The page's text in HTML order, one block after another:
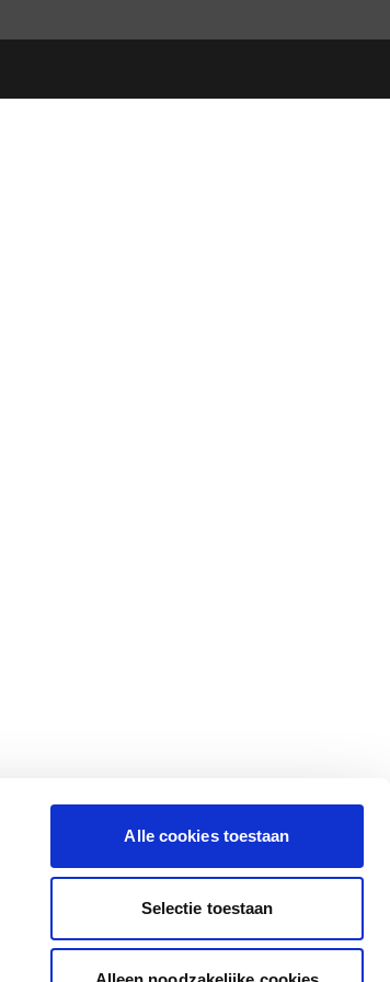
Alle cookies toestaan
Selectie toestaan